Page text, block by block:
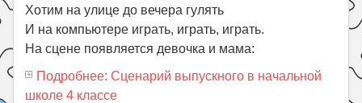
Хотим на улице до вечера гулять
И на компьютере играть, играть, играть.
На сцене появляется девочка и мама:
Подробнее: Сценарий выпускного в начальной
школе 4 классе